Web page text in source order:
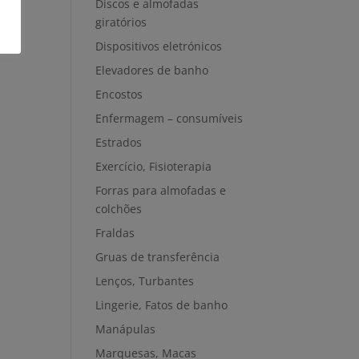
Discos e almofadas
giratórios
Dispositivos eletrónicos
Elevadores de banho
Encostos
Enfermagem – consumíveis
Estrados
Exercício, Fisioterapia
Forras para almofadas e
colchões
Fraldas
Gruas de transferência
Lenços, Turbantes
Lingerie, Fatos de banho
Manápulas
Marquesas, Macas